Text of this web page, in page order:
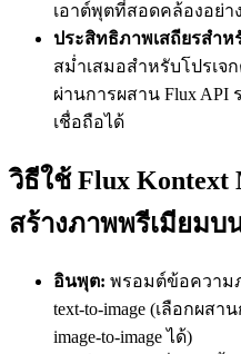
เอาต์พุตที่สอดคล้องอย่า
ประสิทธิภาพเสถียรสำห
สม่ำเสมอสำหรับโปรเจ
ผ่านการผสาน Flux API
เชื่อถือได้
วิธีใช้ Flux Kontext
สร้างภาพพรีเมียมบ
อินพุต: พรอมต์ข้อความ
text-to-image (เลือกผส
image-to-image ได้)